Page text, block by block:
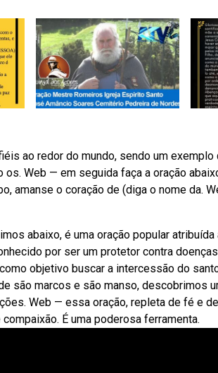
ao redor do mundo, sendo um
Web — em seguida faça a oração
amanse o coração de (diga o nome da.
abaixo, é uma oração popular
por ser um protetor contra
objetivo buscar a intercessão do
são marcos e são manso, descobrimos
Web — essa oração, repleta de fé e
É uma poderosa ferramenta.